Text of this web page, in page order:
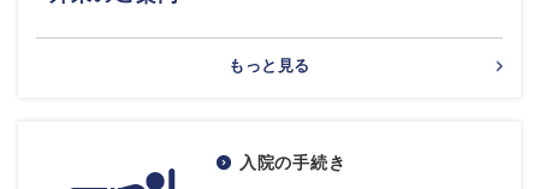
もっと見る
入院の手続き